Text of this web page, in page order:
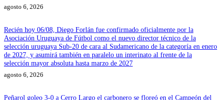
agosto 6, 2026
Recién hoy 06/08, Diego Forlán fue confirmado oficialmente por la
Asociación Uruguaya de Fútbol como el nuevo director técnico de la
selección uruguaya Sub-20 de cara al Sudamericano de la categoría en enero
de 2027, y asumirá también en paralelo un interinato al frente de la
selección mayor absoluta hasta marzo de 2027
agosto 6, 2026
Peñarol goleo 3-0 a Cerro Largo el carbonero se floreó en el Campeón del